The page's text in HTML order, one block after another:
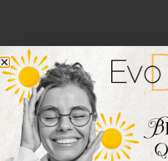
Nueva edición
disponible
Hazte ya con la trigésimo
la revista Tordesillas al día.
imagen para verla online.